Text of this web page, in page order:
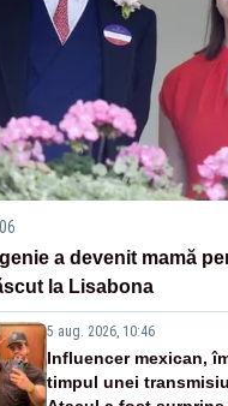
a devenit mamă
la Lisabona
5 aug. 2026, 10:46
Influencer mexican,
timpul unei